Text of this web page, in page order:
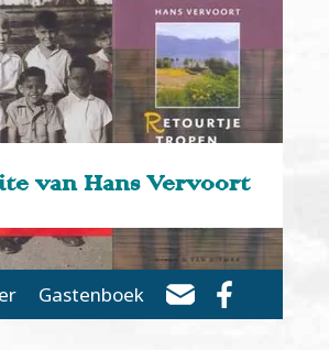
van Hans Vervoort
Gastenboek